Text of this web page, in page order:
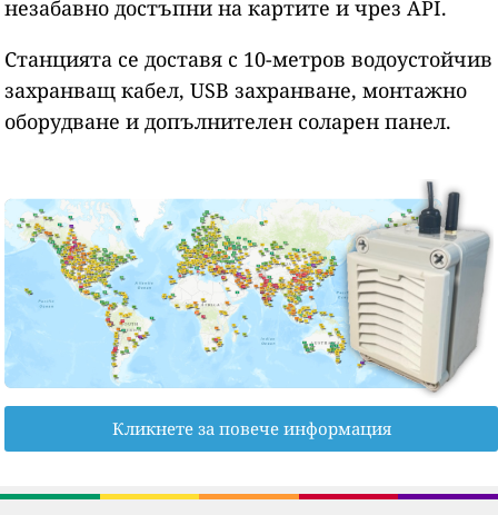
незабавно достъпни на картите и чрез API.
Станцията се доставя с 10-метров водоустойчив
захранващ кабел, USB захранване, монтажно
оборудване и допълнителен соларен панел.
Кликнете за повече информация